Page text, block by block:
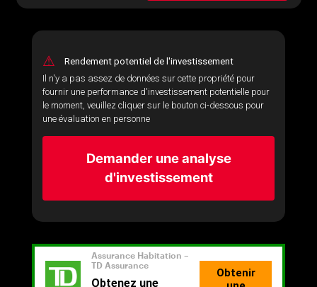
⚠
Rendement potentiel de l'investissement
Il n'y a pas assez de données sur cette propriété pour
fournir une performance d'investissement potentielle pour
le moment, veuillez cliquer sur le bouton ci-dessous pour
une évaluation en personne
Demander une analyse
d'investissement